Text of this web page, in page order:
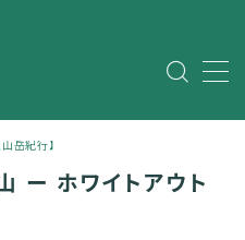
山岳紀行】
ー ホワイトアウト